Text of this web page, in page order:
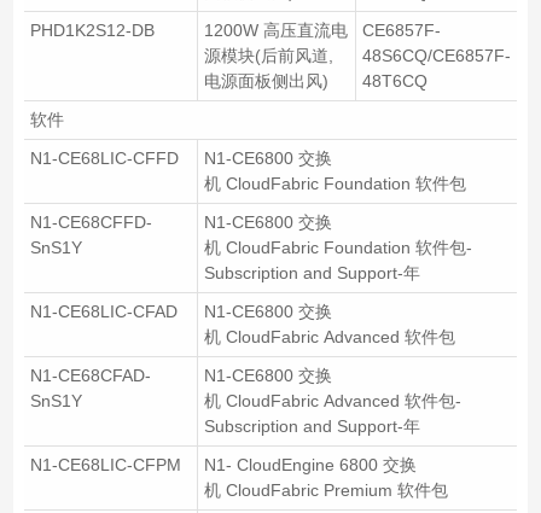
PHD1K2S12-DB
1200W 高压直流电
源模块(后前风道,
电源面板侧出风)
CE6857F-
48S6CQ/CE6857F-
48T6CQ
软件
N1-CE68LIC-CFFD
N1-CE6800 交换
机 CloudFabric Foundation 软件包
N1-CE68CFFD-
SnS1Y
N1-CE6800 交换
机 CloudFabric Foundation 软件包-
Subscription and Support-年
N1-CE68LIC-CFAD
N1-CE6800 交换
机 CloudFabric Advanced 软件包
N1-CE68CFAD-
SnS1Y
N1-CE6800 交换
机 CloudFabric Advanced 软件包-
Subscription and Support-年
N1-CE68LIC-CFPM
N1- CloudEngine 6800 交换
机 CloudFabric Premium 软件包